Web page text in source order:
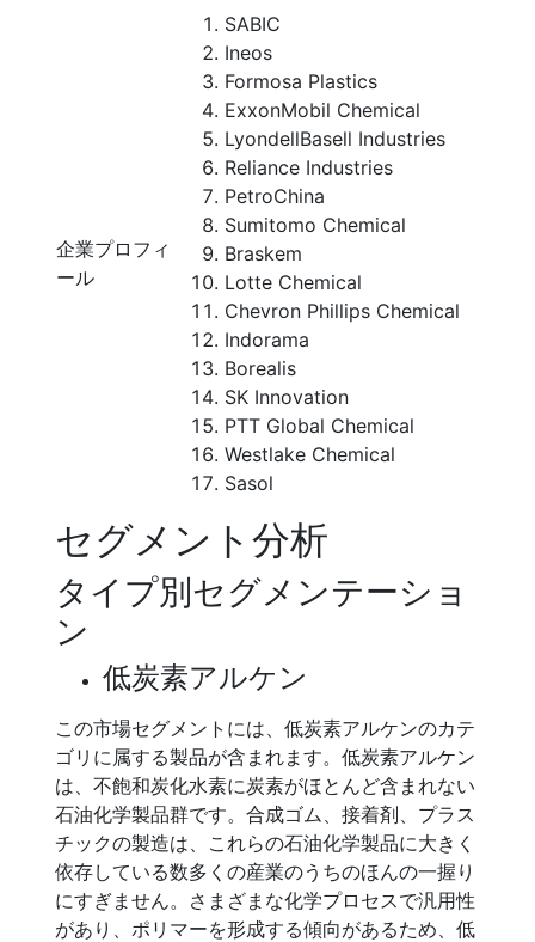
企業プロフィ
ール
SABIC
Ineos
Formosa Plastics
ExxonMobil Chemical
LyondellBasell Industries
Reliance Industries
PetroChina
Sumitomo Chemical
Braskem
Lotte Chemical
Chevron Phillips Chemical
Indorama
Borealis
SK Innovation
PTT Global Chemical
Westlake Chemical
Sasol
セグメント分析
タイプ別セグメンテーショ
ン
低炭素アルケン
この市場セグメントには、低炭素アルケンのカテ
ゴリに属する製品が含まれます。低炭素アルケン
は、不飽和炭化水素に炭素がほとんど含まれない
石油化学製品群です。合成ゴム、接着剤、プラス
チックの製造は、これらの石油化学製品に大きく
依存している数多くの産業のうちのほんの一握り
にすぎません。さまざまな化学プロセスで汎用性
があり、ポリマーを形成する傾向があるため、低